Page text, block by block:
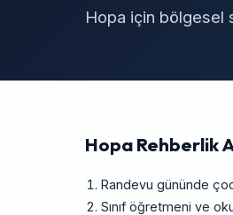
Hopa için bölgesel
Hopa Rehberlik
Randevu gününde
Sınıf öğretmeni ve